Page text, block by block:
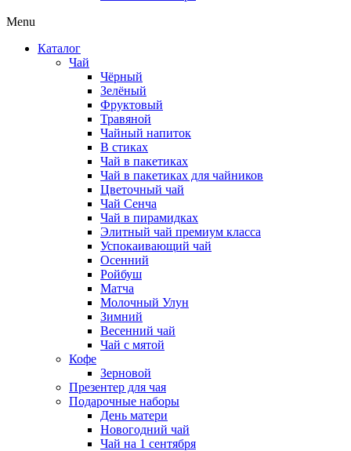
Menu
Каталог
Чай
Чёрный
Зелёный
Фруктовый
Травяной
Чайный напиток
В стиках
Чай в пакетиках
Чай в пакетиках для чайников
Цветочный чай
Чай Сенча
Чай в пирамидках
Элитный чай премиум класса
Успокаивающий чай
Осенний
Ройбуш
Матча
Молочный Улун
Зимний
Весенний чай
Чай с мятой
Кофе
Зерновой
Презентер для чая
Подарочные наборы
День матери
Новогодний чай
Чай на 1 сентября